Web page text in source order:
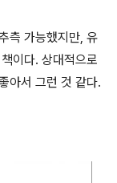
측 가능했지만, 유
이다. 상대적으로
아서 그런 것 같다.